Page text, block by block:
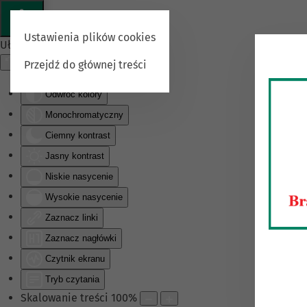
Ułatwienia dostępu
Odwróć kolory
Monochromatyczny
Ciemny kontrast
Jasny kontrast
Niskie nasycenie
Wysokie nasycenie
Zaznacz linki
Zaznacz nagłówki
Czytnik ekranu
Tryb czytania
Skalowanie treści 100%
Ustawienia plików cookies
Przejdź do głównej treści